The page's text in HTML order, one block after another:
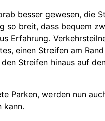
besser gewesen, die
so breit, dass bequem
Erfahrung.
einen Streifen am
Streifen hinaus auf
Parken, werden nun
kann.